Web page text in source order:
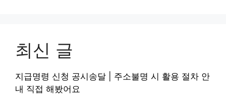
최신 글
지급명령 신청 공시송달 | 주소불명 시 활용 절차 안
내 직접 해봤어요